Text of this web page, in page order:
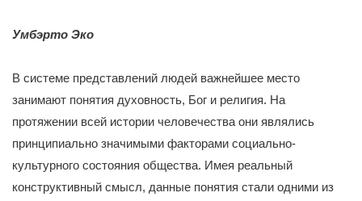
Умбэрто Эко
В системе представлений людей важнейшее место
занимают понятия духовность, Бог и религия. На
протяжении всей истории человечества они являлись
принципиально значимыми факторами социально-
культурного состояния общества. Имея реальный
конструктивный смысл, данные понятия стали одними из